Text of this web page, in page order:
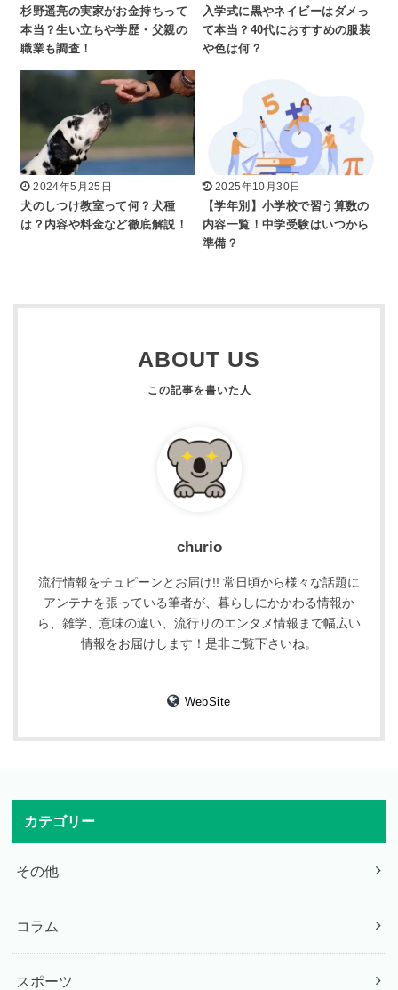
杉野遥亮の実家がお金持ちって
本当？生い立ちや学歴・父親の
職業も調査！
入学式に黒やネイビーはダメっ
て本当？40代におすすめの服装
や色は何？
2024年5月25日
犬のしつけ教室って何？犬種
は？内容や料金など徹底解説！
2025年10月30日
【学年別】小学校で習う算数の
内容一覧！中学受験はいつから
準備？
ABOUT US
churio
流行情報をチュピーンとお届け!! 常日頃から様々な話題に
アンテナを張っている筆者が、暮らしにかかわる情報か
ら、雑学、意味の違い、流行りのエンタメ情報まで幅広い
情報をお届けします！是非ご覧下さいね。
WebSite
カテゴリー
その他
コラム
スポーツ